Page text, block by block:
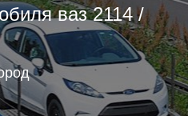
ваз 2114 /